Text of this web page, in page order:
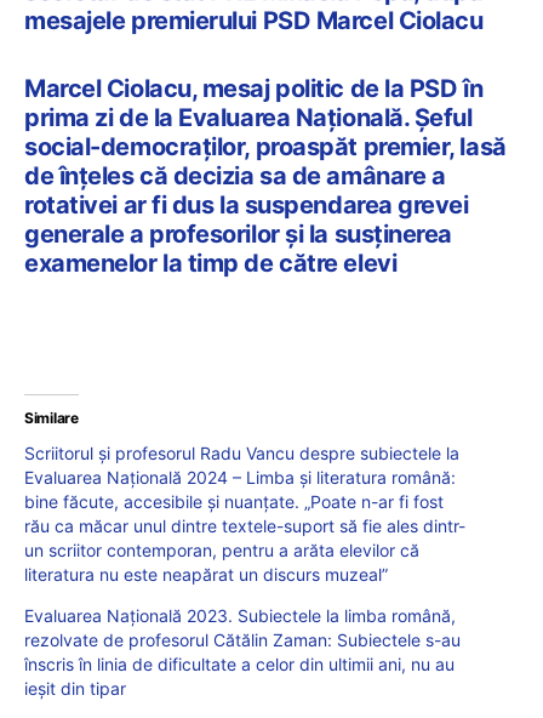
mesajele premierului PSD Marcel Ciolacu
Marcel Ciolacu, mesaj politic de la PSD în
prima zi de la Evaluarea Națională. Șeful
social-democraților, proaspăt premier, lasă
de înțeles că decizia sa de amânare a
rotativei ar fi dus la suspendarea grevei
generale a profesorilor și la susținerea
examenelor la timp de către elevi
Similare
Scriitorul și profesorul Radu Vancu despre subiectele la
Evaluarea Națională 2024 – Limba și literatura română:
bine făcute, accesibile și nuanțate. „Poate n-ar fi fost
rău ca măcar unul dintre textele-suport să fie ales dintr-
un scriitor contemporan, pentru a arăta elevilor că
literatura nu este neapărat un discurs muzeal”
Evaluarea Națională 2023. Subiectele la limba română,
rezolvate de profesorul Cătălin Zaman: Subiectele s-au
înscris în linia de dificultate a celor din ultimii ani, nu au
ieșit din tipar